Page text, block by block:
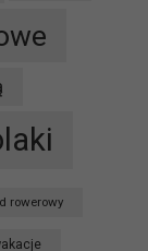
rowerowy